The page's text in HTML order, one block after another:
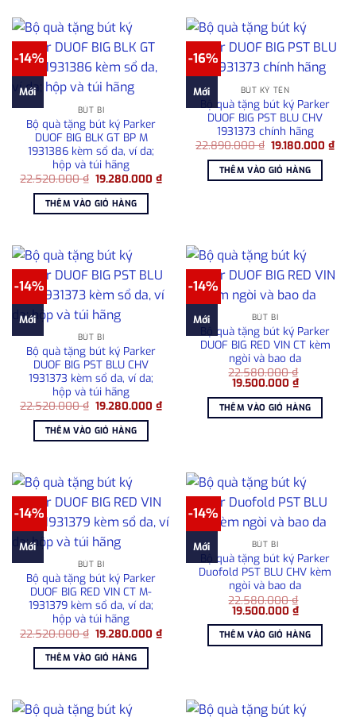
-14%
Mới
BÚT BI
Bộ quà tặng bút ký Parker
DUOF BIG BLK GT BP M
1931386 kèm sổ da, ví da;
hộp và túi hãng
22.520.000₫ Giá
là:
22.520.000 ₫.
19.280.000₫Giá
hiện
THÊM VÀO GIỎ HÀNG
-16%
Mới BÚT KÝ TÊN
Bộ quà tặng bút ký Parker
DUOF BIG PST BLU CHV
1931373 chính hãng
22.890.000₫ Giá
là:
22.890.000 ₫.
19.180.000₫Giá
hiện
THÊM VÀO GIỎ HÀNG
-14%
Mới
BÚT BI
Bộ quà tặng bút ký Parker
DUOF BIG PST BLU CHV
1931373 kèm sổ da, ví da;
hộp và túi hãng
22.520.000₫ Giá
là:
22.520.000 ₫.
19.280.000₫Giá
hiện
THÊM VÀO GIỎ HÀNG
-14%
Mới BÚT BI
Bộ quà tặng bút ký Parker
DUOF BIG RED VIN CT kèm
ngòi và bao da
22.580.000₫
Giá
là:
22.580.000 ₫.
19.500.000 ₫Giá
hiện
tại
là:
THÊM VÀO GIỎ HÀNG
-14%
Mới
BÚT BI
Bộ quà tặng bút ký Parker
DUOF BIG RED VIN CT M-
1931379 kèm sổ da, ví da;
hộp và túi hãng
22.520.000₫ Giá
là:
22.520.000 ₫.
19.280.000₫Giá
hiện
THÊM VÀO GIỎ HÀNG
-14%
Mới BÚT BI
Bộ quà tặng bút ký Parker
Duofold PST BLU CHV kèm
ngòi và bao da
22.580.000₫
Giá
là:
22.580.000 ₫.
19.500.000 ₫Giá
hiện
tại
là:
THÊM VÀO GIỎ HÀNG